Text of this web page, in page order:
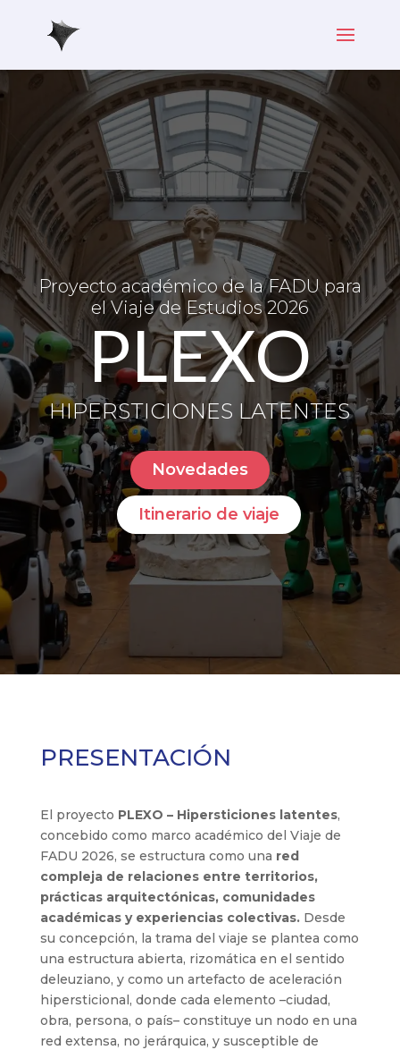
Proyecto académico de la FADU para
el Viaje de Estudios 2026
PLEXO
HIPERSTICIONES LATENTES
Novedades
Itinerario de viaje
PRESENTACIÓN
El proyecto PLEXO – Hipersticiones latentes,
concebido como marco académico del Viaje de
FADU 2026, se estructura como una red
compleja de relaciones entre territorios,
prácticas arquitectónicas, comunidades
académicas y experiencias colectivas.Desde
su concepción, la trama del viaje se plantea como
una estructura abierta, rizomática en el sentido
deleuziano, y como un artefacto de aceleración
hipersticional, donde cada elemento –ciudad,
obra, persona, o país– constituye un nodo en una
red extensa, no jerárquica, y susceptible de